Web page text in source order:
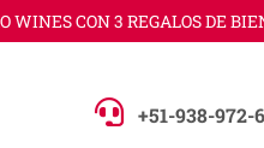
CON 3 REGALOS DE
+51-938-972-